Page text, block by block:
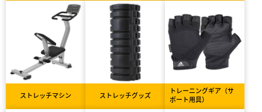
ストレッチマシン ストレッチグッズ
トレーニングギア（サ
ポート用具）